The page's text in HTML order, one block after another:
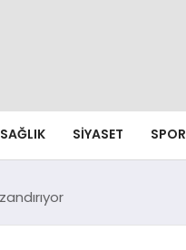
SAĞLIK SIYASET SPOR